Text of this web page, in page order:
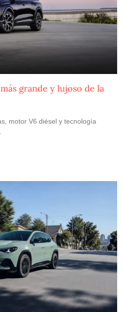
grande y lujoso de la
motor V6 diésel y tecnología